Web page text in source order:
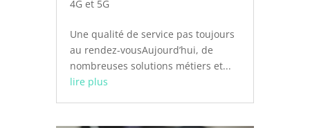
4G et 5G
Une qualité de service pas toujours
au rendez-vousAujourd’hui, de
nombreuses solutions métiers et...
lire plus